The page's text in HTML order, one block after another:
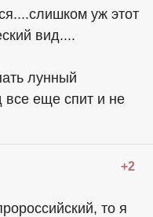
уж этот
вид....
лунный
все еще спит и не
+2
то я